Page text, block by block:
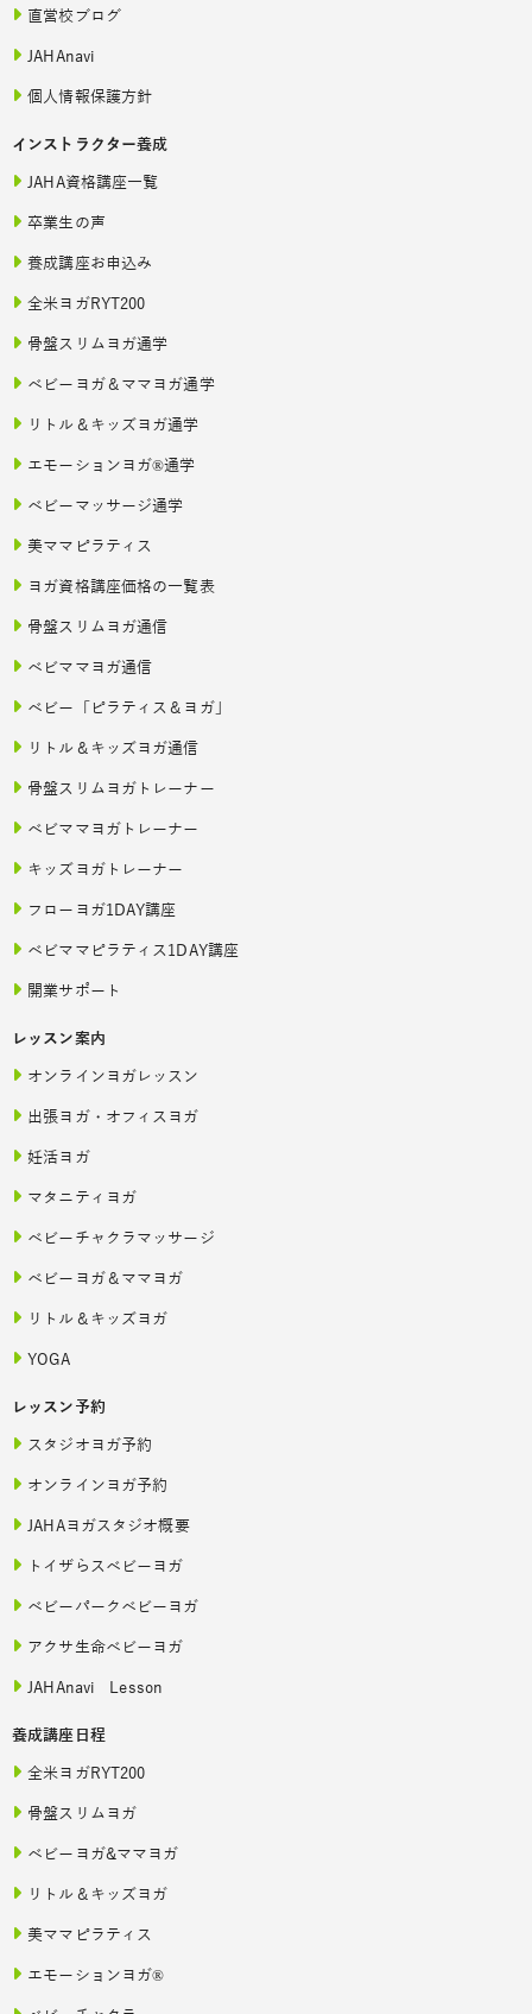
直営校ブログ
JAHAnavi
個人情報保護方針
インストラクター養成
JAHA資格講座一覧
卒業生の声
養成講座お申込み
全米ヨガRYT200
骨盤スリムヨガ通学
ベビーヨガ＆ママヨガ通学
リトル＆キッズヨガ通学
エモーションヨガ®通学
ベビーマッサージ通学
美ママピラティス
ヨガ資格講座価格の一覧表
骨盤スリムヨガ通信
ベビママヨガ通信
ベビー「ピラティス＆ヨガ」
リトル＆キッズヨガ通信
骨盤スリムヨガトレーナー
ベビママヨガトレーナー
キッズヨガトレーナー
フローヨガ1DAY講座
ベビママピラティス1DAY講座
開業サポート
レッスン案内
オンラインヨガレッスン
出張ヨガ・オフィスヨガ
妊活ヨガ
マタニティヨガ
ベビーチャクラマッサージ
ベビーヨガ＆ママヨガ
リトル＆キッズヨガ
YOGA
レッスン予約
スタジオヨガ予約
オンラインヨガ予約
JAHAヨガスタジオ概要
トイザらスベビーヨガ
ベビーパークベビーヨガ
アクサ生命ベビーヨガ
JAHAnavi Lesson
養成講座日程
全米ヨガRYT200
骨盤スリムヨガ
ベビーヨガ&ママヨガ
リトル＆キッズヨガ
美ママピラティス
エモーションヨガ®